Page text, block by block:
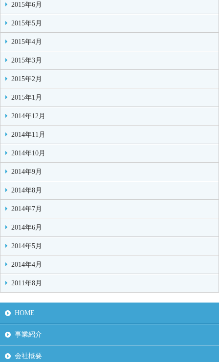
2015年6月
2015年5月
2015年4月
2015年3月
2015年2月
2015年1月
2014年12月
2014年11月
2014年10月
2014年9月
2014年8月
2014年7月
2014年6月
2014年5月
2014年4月
2011年8月
HOME
事業紹介
会社概要